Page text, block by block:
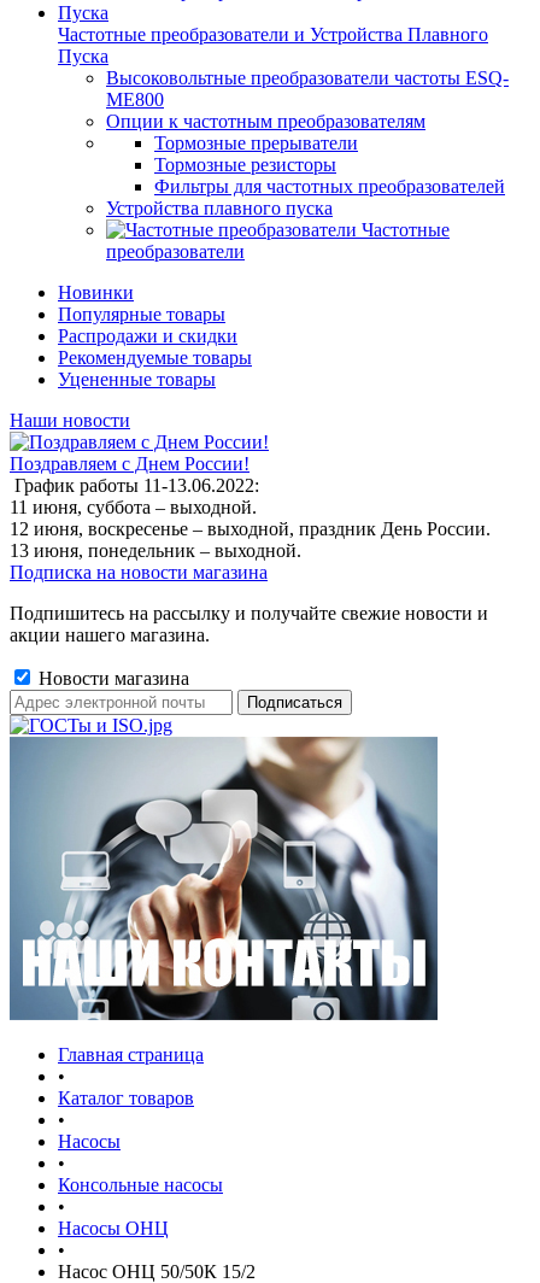
Частотные преобразователи и Устройства Плавного
Пуска
Высоковольтные преобразователи частоты ESQ-
ME800
Опции к частотным преобразователям
Тормозные прерыватели
Тормозные резисторы
Фильтры для частотных преобразователей
Устройства плавного пуска
Частотные
преобразователи
Новинки
Популярные товары
Распродажи и скидки
Рекомендуемые товары
Уцененные товары
Наши новости
Поздравляем с Днем России!
График работы 11-13.06.2022:
11 июня, суббота – выходной.
12 июня, воскресенье – выходной, праздник День России.
13 июня, понедельник – выходной.
Подписка на новости магазина
Подпишитесь на рассылку и получайте свежие новости и
акции нашего магазина.
Новости магазина
Главная страница
•
Каталог товаров
•
Насосы
•
Консольные насосы
•
Насосы ОНЦ
•
Насос ОНЦ 50/50К 15/2